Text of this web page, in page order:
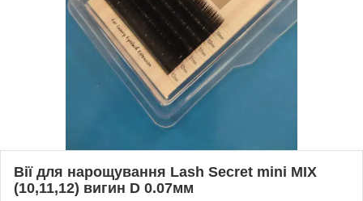
Вії для нарощування Lash Secret mini MIX
(10,11,12) вигин D 0.07мм